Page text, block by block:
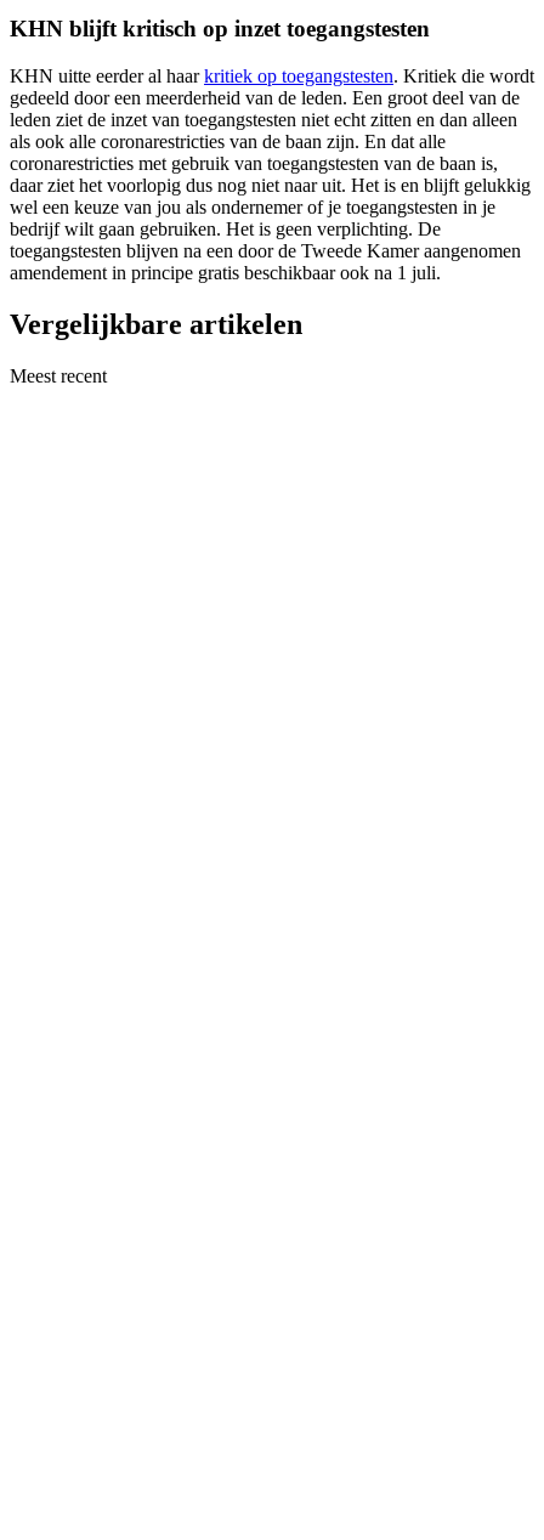
KHN blijft kritisch op inzet toegangstesten
KHN uitte eerder al haarkritiek op toegangstesten. Kritiek die wordt
gedeeld door een meerderheid van de leden. Een groot deel van de
leden ziet de inzet van toegangstesten niet echt zitten en dan alleen
als ook alle coronarestricties van de baan zijn. En dat alle
coronarestricties met gebruik van toegangstesten van de baan is,
daar ziet het voorlopig dus nog niet naar uit. Het is en blijft gelukkig
wel een keuze van jou als ondernemer of je toegangstesten in je
bedrijf wilt gaan gebruiken. Het is geen verplichting. De
toegangstesten blijven na een door de Tweede Kamer aangenomen
amendement in principe gratis beschikbaar ook na 1 juli.
Vergelijkbare artikelen
Meest recent